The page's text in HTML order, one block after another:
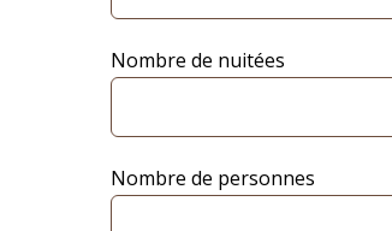
Nombre de nuitées
Nombre de personnes